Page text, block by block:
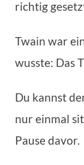
richtig
Twain war
wusste: Das
Du kannst
nur einmal
Pause davor.